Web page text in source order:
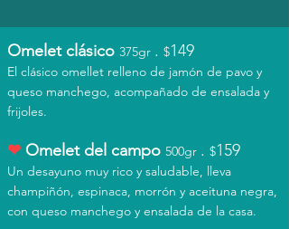
Omelet clásico 375gr . $149
El clásico omellet relleno de jamón de pavo y
queso manchego, acompañado de ensalada y
frijoles.
❤ Omelet del campo 500gr . $159
Un desayuno muy rico y saludable, lleva
champiñón, espinaca, morrón y aceituna negra,
con queso manchego y ensalada de la casa.